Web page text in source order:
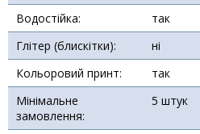
Водостійка:
так
Глітер (блискітки):
ні
Кольоровий принт:
так
Мінімальне
замовлення:
5 штук